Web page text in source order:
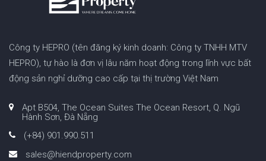
Công ty HEPRO (tên đăng ký kinh doanh: Công ty TNHH MTV
HEPRO), tự hào là đơn vị lâu năm hoạt động trong lĩnh vực bất
động sản nghỉ dưỡng cao cấp tại thị trường Việt Nam
Apt B504, The Ocean Suites The Ocean Resort, Q. Ngũ
Hành Sơn, Đà Nẵng
(+84) 901.990.511
sales@hiendproperty.com